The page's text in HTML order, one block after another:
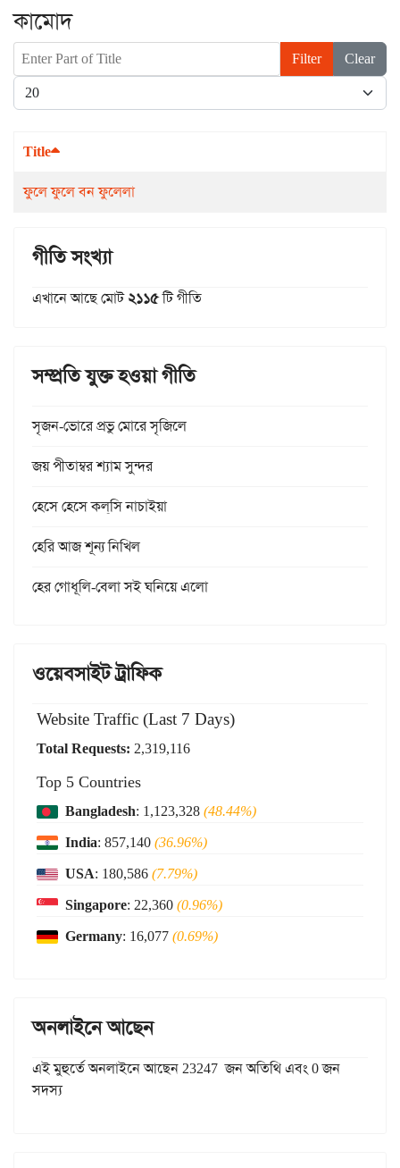
কামোদ
Enter Part of Title Filter
Clear
Display #
Title
ফুলে ফুলে বন ফুলেলা
গীতি সংখ্যা
এখানে আছে মোট২১১৫টি গীতি
সম্প্রতি যুক্ত হওয়া গীতি
সৃজন-ভোরে প্রভু মোরে সৃজিলে
জয় পীতাম্বর শ্যাম সুন্দর
হেসে হেসে কল্‌সি নাচাইয়া
হেরি আজ শূন্য নিখিল
হের গোধূলি-বেলা সই ঘনিয়ে এলো
ওয়েবসাইট ট্রাফিক
Website Traffic (Last 7 Days)
Total Requests: 2,319,116
Top 5 Countries
Bangladesh: 1,123,328(48.44%)
India: 857,140(36.96%)
USA: 180,586(7.79%)
Singapore: 22,360(0.96%)
Germany: 16,077(0.69%)
অনলাইনে আছেন
এই মুহুর্তে অনলাইনে আছেন 23247 জন অতিথি এবং 0 জন
সদস্য